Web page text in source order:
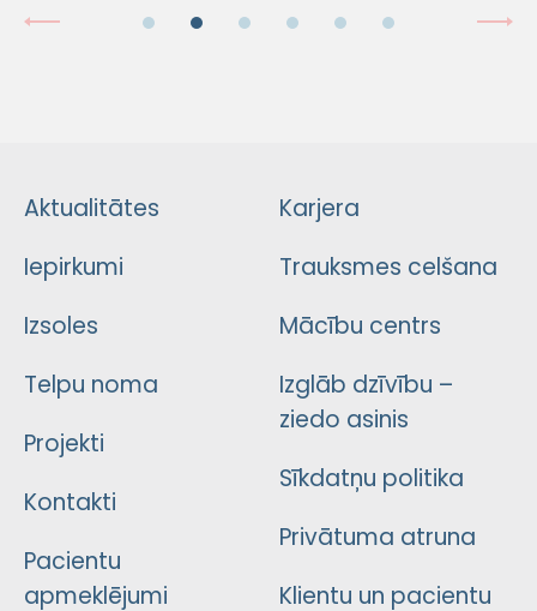
Aktualitātes
Iepirkumi
Izsoles
Telpu noma
Projekti
Kontakti
Pacientu
apmeklējumi
Karjera
Trauksmes celšana
Mācību centrs
Izglāb dzīvību –
ziedo asinis
Sīkdatņu politika
Privātuma atruna
Klientu un pacientu